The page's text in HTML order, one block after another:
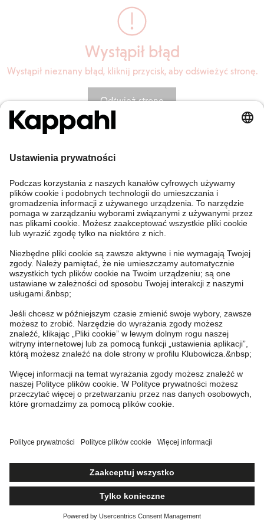
Wystąpił błąd
Wystąpił nieznany błąd, kliknij przycisk, aby odświeżyć stronę.
Odśwież stronę